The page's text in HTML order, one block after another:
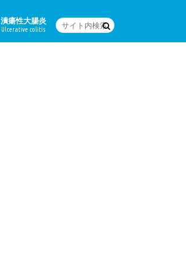
潰瘍性大腸炎
Ulcerative colitis